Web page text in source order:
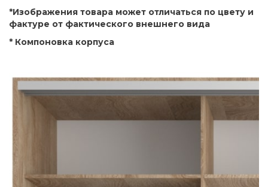
*Изображения товара может отличаться по цвету и
фактуре от фактического внешнего вида
* Компоновка корпуса